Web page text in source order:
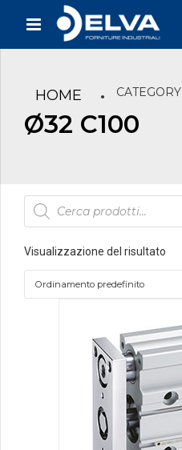
HOME CATEGORY
Ø32 C100
Products
search
Visualizzazione del risultato